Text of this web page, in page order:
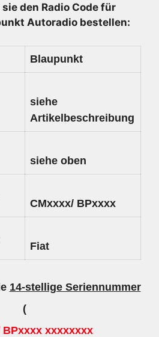
den Radio Code für
Autoradio bestellen:
Blaupunkt
siehe
Artikelbeschreibung
siehe oben
CMxxxx/ BPxxxx
Fiat
14-stellige Seriennummer
(
BPxxxx xxxxxxxx